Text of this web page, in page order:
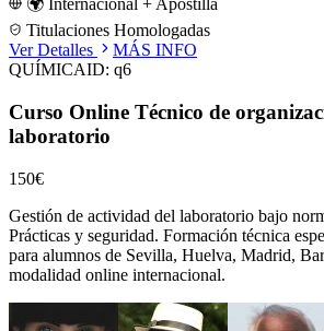
🌍 Internacional + Apostilla
Titulaciones Homologadas
Ver Detalles
MÁS INFO
QUÍMICAID: q6
Curso Online Técnico de
laboratorio
150€
Gestión de actividad del laboratorio bajo
Prácticas y seguridad. Formación técnica
para alumnos de Sevilla, Huelva, Madrid,
modalidad online internacional.